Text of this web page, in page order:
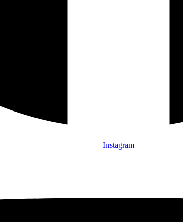
Instagram